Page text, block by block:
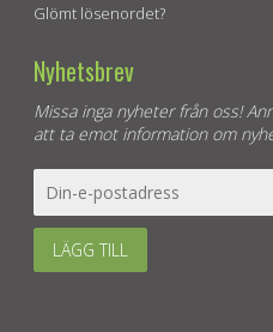
Glömt lösenordet?
Nyhetsbrev
Missa inga nyheter från oss!
att ta emot information om
LÄGG TILL